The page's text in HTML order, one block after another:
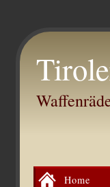
Home